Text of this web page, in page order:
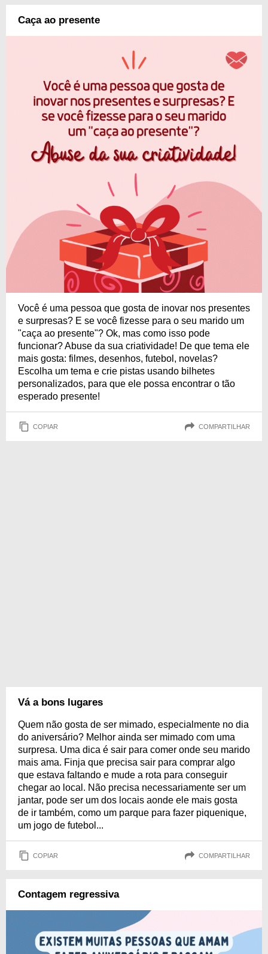
Caça ao presente
Você é uma pessoa que gosta de inovar nos presentes
e surpresas? E se você fizesse para o seu marido um
"caça ao presente"? Ok, mas como isso pode
funcionar? Abuse da sua criatividade! De que tema ele
mais gosta: filmes, desenhos, futebol, novelas?
Escolha um tema e crie pistas usando bilhetes
personalizados, para que ele possa encontrar o tão
esperado presente!
COPIAR COMPARTILHAR
Vá a bons lugares
Quem não gosta de ser mimado, especialmente no dia
do aniversário? Melhor ainda ser mimado com uma
surpresa. Uma dica é sair para comer onde seu marido
mais ama. Finja que precisa sair para comprar algo
que estava faltando e mude a rota para conseguir
chegar ao local. Não precisa necessariamente ser um
jantar, pode ser um dos locais aonde ele mais gosta
de ir também, como um parque para fazer piquenique,
um jogo de futebol...
COPIAR COMPARTILHAR
Contagem regressiva